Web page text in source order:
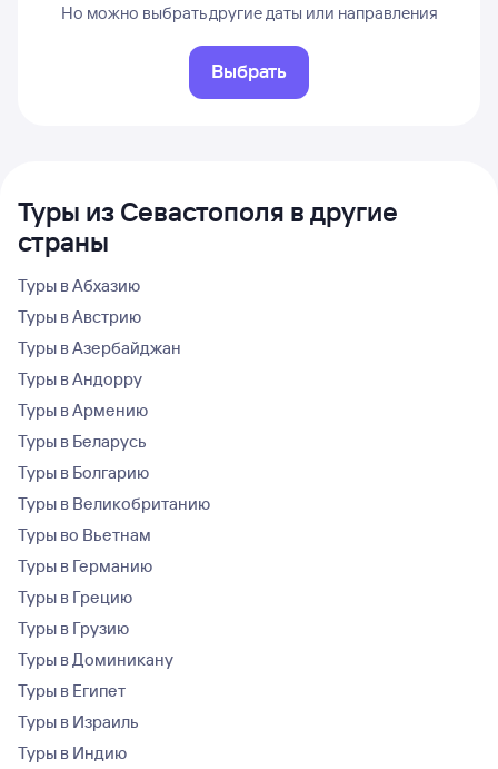
Но можно выбрать другие даты или направления
Выбрать
Туры из Севастополя в другие
страны
Туры в Абхазию
Туры в Австрию
Туры в Азербайджан
Туры в Андорру
Туры в Армению
Туры в Беларусь
Туры в Болгарию
Туры в Великобританию
Туры во Вьетнам
Туры в Германию
Туры в Грецию
Туры в Грузию
Туры в Доминикану
Туры в Египет
Туры в Израиль
Туры в Индию